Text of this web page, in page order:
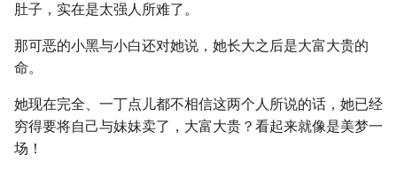
肚子，实在是太强人所难了。
那可恶的小黑与小白还对她说，她长大之后是大富大贵的
命。
她现在完全、一丁点儿都不相信这两个人所说的话，她已经
穷得要将自己与妹妹卖了，大富大贵？看起来就像是美梦一
场！